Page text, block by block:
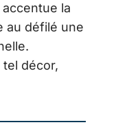
la
au défilé une
tel décor,